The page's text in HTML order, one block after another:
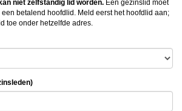
niet zelfstandig lid worden. Een gezinslid moet
betalend hoofdlid. Meld eerst het hoofdlid aan;
toe onder hetzelfde adres.